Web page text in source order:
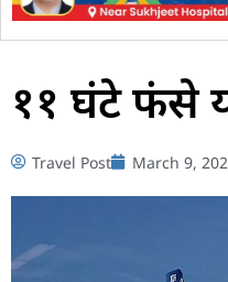
११ घंटे फंसे
Travel Post March 9,